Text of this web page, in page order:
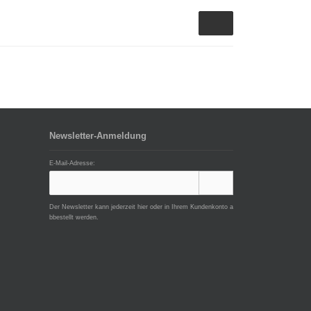
Newsletter-Anmeldung
E-Mail-Adresse:
Der Newsletter kann jederzeit hier oder in Ihrem Kundenkonto a
bbestellt werden.